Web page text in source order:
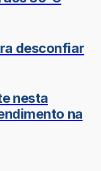
desconfiar
nesta
na